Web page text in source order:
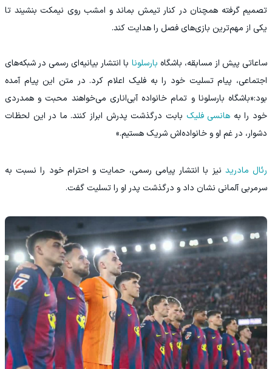
تصمیم گرفته همچنان در کنار تیمش بماند و امشب روی نیمکت بنشیند تا
یکی از مهم‌ترین بازی‌های فصل را هدایت کند.
ساعاتی پیش از مسابقه، باشگاه بارسلونا با انتشار بیانیه‌ای رسمی در شبکه‌های
اجتماعی، پیام تسلیت خود را به فلیک اعلام کرد. در متن این پیام آمده
بود:«باشگاه بارسلونا و تمام خانواده آبی‌اناری می‌خواهند محبت و همدردی
خود را به هانسی فلیک بابت درگذشت پدرش ابراز کنند. ما در این لحظات
دشوار، در غم او و خانواده‌اش شریک هستیم.»
رئال مادرید نیز با انتشار پیامی رسمی، حمایت و احترام خود را نسبت به
سرمربی آلمانی نشان داد و درگذشت پدر او را تسلیت گفت.